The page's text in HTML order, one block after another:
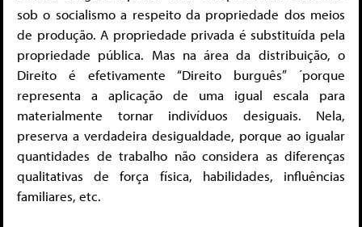
sob o socialismo a respeito da propriedade dos meios
de produção. A propriedade privada é substituída pela
propriedade pública. Mas na área da distribuição, o
Direito é efetivamente “Direito burguês” ´porque
representa a aplicação de uma igual escala para
materialmente tornar indivíduos desiguais. Nela,
preserva a verdadeira desigualdade, porque ao igualar
quantidades de trabalho não considera as diferenças
qualitativas de força física, habilidades, influências
familiares, etc.